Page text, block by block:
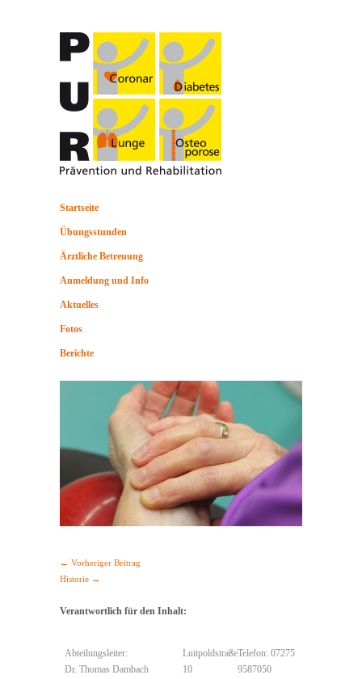
Startseite
Übungsstunden
Ärztliche Betreuung
Anmeldung und Info
Aktuelles
Fotos
Berichte
← Vorheriger Beitrag
Historie →
Verantwortlich für den Inhalt:
Abteilungsleiter:
Dr. Thomas Dambach
Luitpoldstraße
10
Telefon: 07275
9587050